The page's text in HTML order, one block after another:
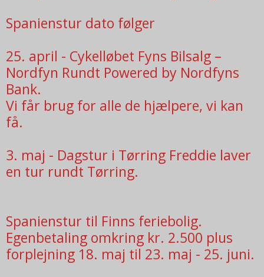
Spanienstur dato følger
25. april - Cykelløbet Fyns Bilsalg –
Nordfyn Rundt Powered by Nordfyns
Bank.
Vi får brug for alle de hjælpere, vi kan
få.
3. maj - Dagstur i Tørring Freddie laver
en tur rundt Tørring.
Spanienstur til Finns feriebolig.
Egenbetaling omkring kr. 2.500 plus
forplejning 18. maj til 23. maj - 25. juni.